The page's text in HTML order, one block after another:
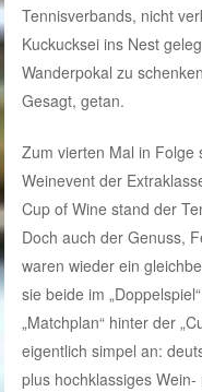
Tennisverbands, nicht
Kuckucksei ins Nest
Wanderpokal zu
Gesagt, getan.
Zum vierten Mal in Folge
Weinevent der
Cup of Wine stand der
Doch auch der Genuss,
waren wieder ein
sie beide im
„Matchplan“ hinter der
eigentlich simpel an:
plus hochklassiges